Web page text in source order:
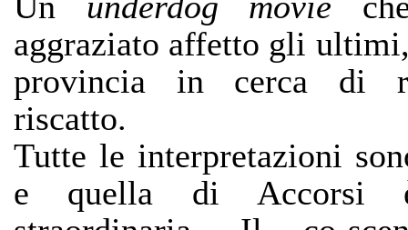
aggraziato affetto gli
provincia in cerca di
riscatto.
Tutte le interpretazioni
e quella di Accorsi è